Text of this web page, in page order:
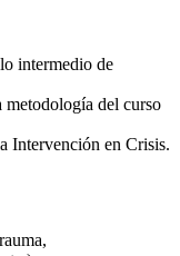
intermedio de
metodología del curso
Intervención en Crisis.